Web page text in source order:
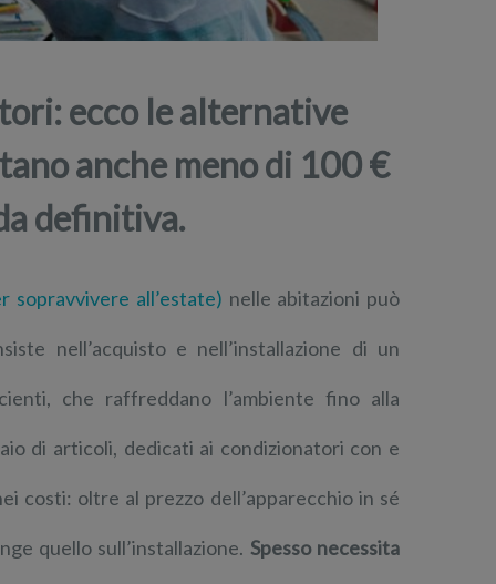
ecco le alternative
anche meno di 100 €
definitiva.
sopravvivere all’estate) nelle abitazioni può
nell’acquisto e nell’installazione di un
che raffreddano l’ambiente fino alla
di articoli, dedicati ai condizionatori con e
costi: oltre al prezzo dell’apparecchio in sé
quello sull’installazione. Spesso necessita